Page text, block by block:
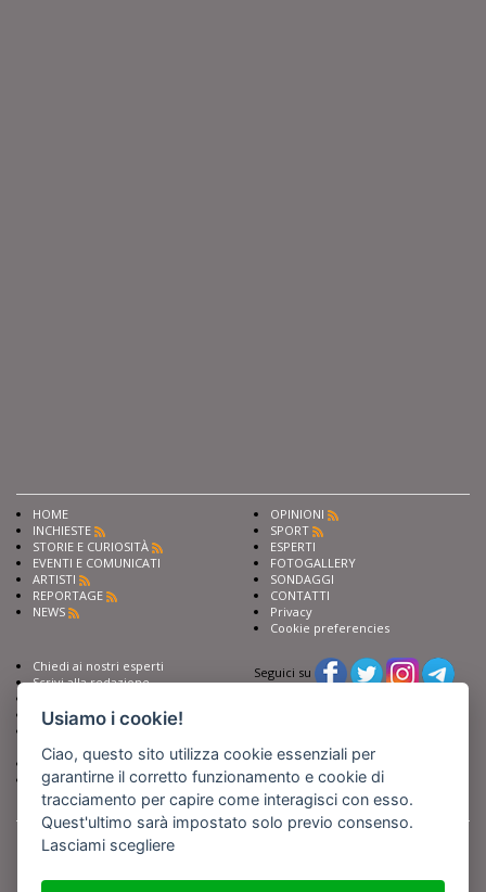
HOME
INCHIESTE
STORIE E CURIOSITÀ
EVENTI E COMUNICATI
ARTISTI
REPORTAGE
NEWS
OPINIONI
SPORT
ESPERTI
FOTOGALLERY
SONDAGGI
CONTATTI
Privacy
Cookie preferencies
Chiedi ai nostri esperti
Scrivi alla redazione
Sostieni Barinedita
Iscriviti al nostro corso di
giornalismo
Compra i nostri libri
Entra in Barinedita Map
Seguici su
BARIREPORT s.a.s., Partita IVA 07355350724
Copyright BARIREPORT s.a.s. All rights reserved - Tutte le fotografie recanti il
Usiamo i cookie!
Ciao, questo sito utilizza cookie essenziali per
garantirne il corretto funzionamento e cookie di
tracciamento per capire come interagisci con esso.
Quest'ultimo sarà impostato solo previo consenso.
Lasciami scegliere